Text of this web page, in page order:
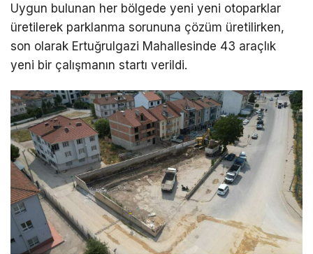
Uygun bulunan her bölgede yeni yeni otoparklar
üretilerek parklanma sorununa çözüm üretilirken,
son olarak Ertuğrulgazi Mahallesinde 43 araçlık
yeni bir çalışmanın startı verildi.